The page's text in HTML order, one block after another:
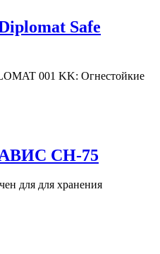
Safe
001 KK: Огнестойкие
АВИС СН-75
для для хранения